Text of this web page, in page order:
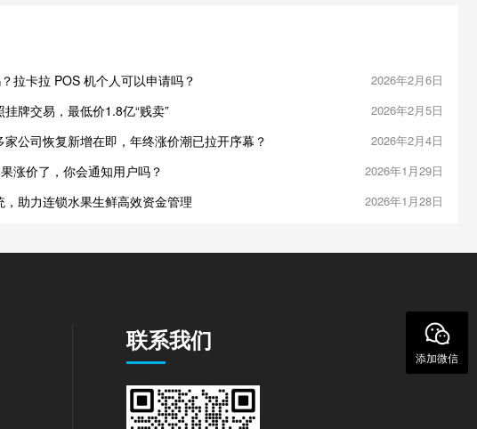
拉卡拉 POS 机个人可以申请吗？ 2026年2月6日
牌交易，最低价1.8亿“贱卖” 2026年2月5日
公司恢复新增在即，年终涨价潮已拉开序幕？ 2026年2月4日
涨价了，你会通知用户吗？ 2026年1月29日
助力连锁水果生鲜高效资金管理 2026年1月28日
联系我们
添加微信